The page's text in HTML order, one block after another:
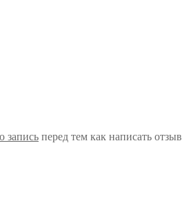
запись перед тем как написать отзыв